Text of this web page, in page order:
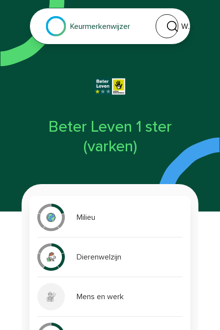
Keurmerkenwijzer
Welk keurmerk of
Beter Leven 1 ster
(varken)
Milieu
Dierenwelzijn
Mens en werk